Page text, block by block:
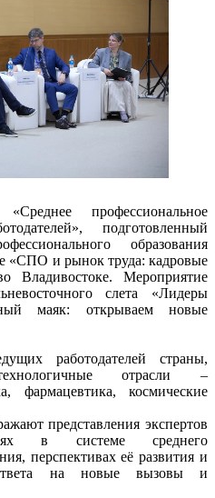
профессиональное
подготовленный
образования
«СПО и рынок труда: кадровые
Владивостоке. Мероприятие
слета «Лидеры
маяк: открываем новые
работодателей страны,
отрасли –
фармацевтика, космические
представления экспертов
в системе среднего
перспективах её развития и
на новые вызовы и